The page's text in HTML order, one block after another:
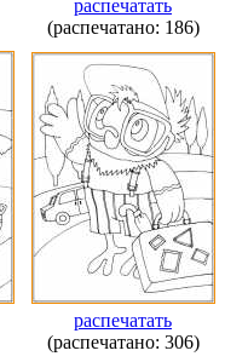
распечатать
(распечатано: 186)
распечатать
(распечатано: 306)